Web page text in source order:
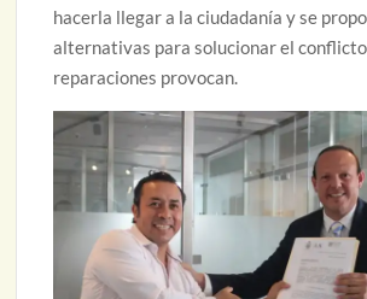
hacerla llegar a la ciudadanía y se
alternativas para solucionar el
reparaciones provocan.